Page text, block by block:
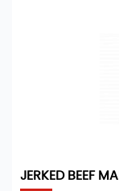
JERKED BEEF